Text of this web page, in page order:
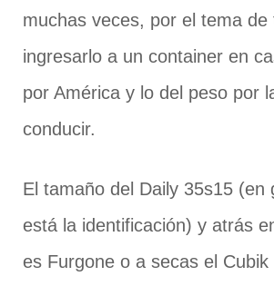
muchas veces, por el tema de
ingresarlo a un container en
por América y lo del peso por
conducir.
El tamaño del Daily 35s15 (en
está la identificación) y atrás
es Furgone o a secas el